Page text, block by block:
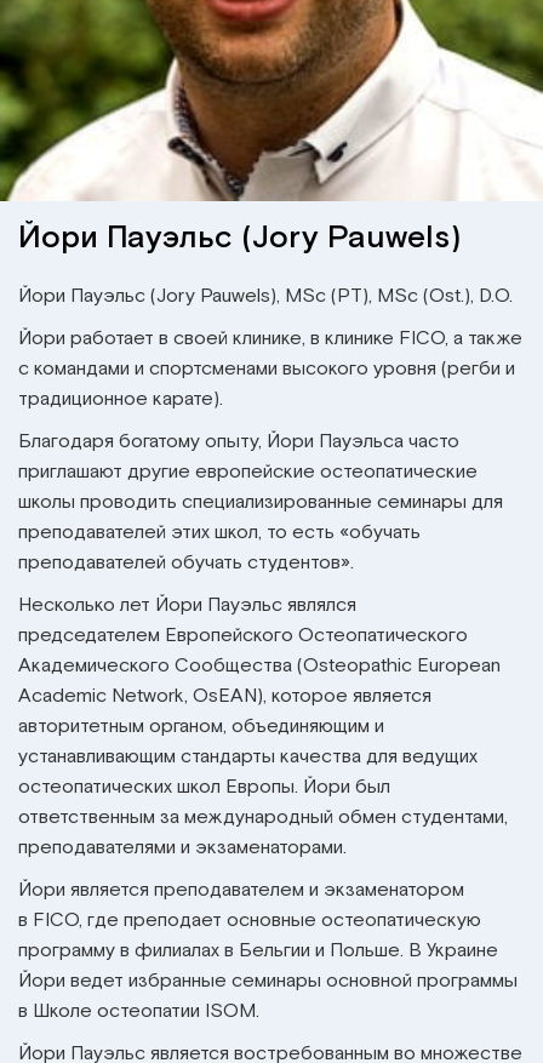
Йори Пауэльс (Jory Pauwels)
Йори Пауэльс (Jory Pauwels), MSc (PT), MSc (Ost.), D.O.
Йори работает в своей клинике, в клинике FICO, а также
с командами и спортсменами высокого уровня (регби и
традиционное карате).
Благодаря богатому опыту, Йори Пауэльса часто
приглашают другие европейские остеопатические
школы проводить специализированные семинары для
преподавателей этих школ, то есть «обучать
преподавателей обучать студентов».
Несколько лет Йори Пауэльс являлся
председателем Европейского Остеопатического
Академического Сообщества (Osteopathic European
Academic Network, OsEAN), которое является
авторитетным органом, объединяющим и
устанавливающим стандарты качества для ведущих
остеопатических школ Европы. Йори был
ответственным за международный обмен студентами,
преподавателями и экзаменаторами.
Йори является преподавателем и экзаменатором
в FICO, где преподает основные остеопатическую
программу в филиалах в Бельгии и Польше. В Украине
Йори ведет избранные семинары основной программы
в Школе остеопатии ISOM.
Йори Пауэльс является востребованным во множестве
Институт Апледжера
Институт Барраля
FAQ
Прикладная кинезиология
Кинезиотейпинг
Психология, психотерапия
Массаж
Реабилитация
Эстетическая медицина
Барралю